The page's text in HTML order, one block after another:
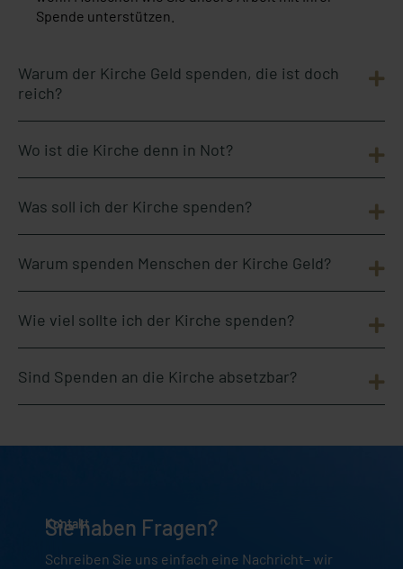
Spende unterstützen.
Warum der Kirche Geld spenden, die ist doch
reich?
Wo ist die Kirche denn in Not?
Was soll ich der Kirche spenden?
Warum spenden Menschen der Kirche Geld?
Wie viel sollte ich der Kirche spenden?
Sind Spenden an die Kirche absetzbar?
Kontakt
Sie haben Fragen?
Schreiben Sie uns einfach eine Nachricht– wir